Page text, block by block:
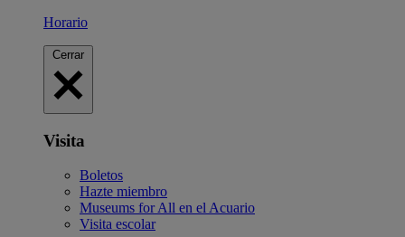
Horario
Cerrar
Visita
Boletos
Hazte miembro
Museums for All en el Acuario
Visita escolar